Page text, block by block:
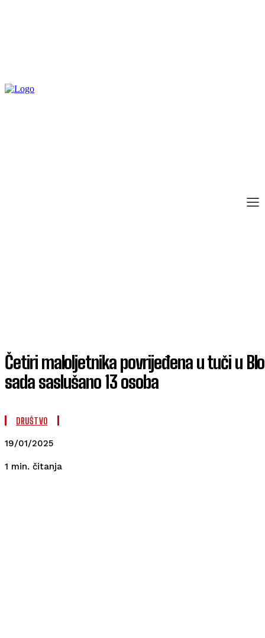
Četiri maloljetnika povrijeđena u tuči u
sada saslušano 13 osoba
DRUŠTVO
19/01/2025
1 min. čitanja